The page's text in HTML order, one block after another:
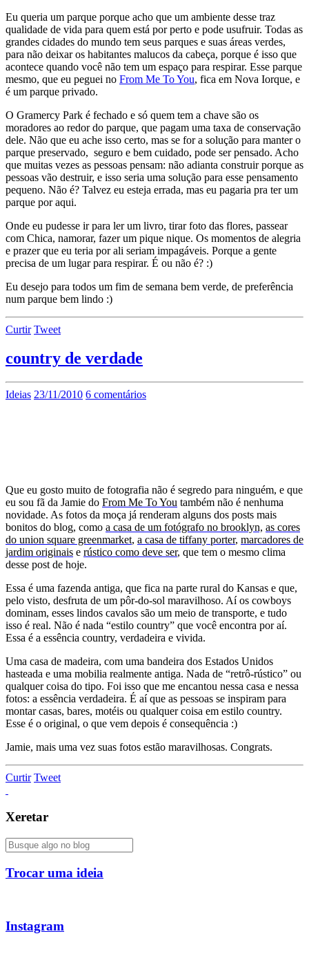
Eu queria um parque porque acho que um ambiente desse traz
qualidade de vida para quem está por perto e pode usufruir. Todas as
grandes cidades do mundo tem seus parques e suas áreas verdes,
para não deixar os habitantes malucos da cabeça, porque é isso que
acontece quando você não tem um espaço para respirar. Esse parque
mesmo, que eu peguei no From Me To You, fica em Nova Iorque, e
é um parque privado.
O Gramercy Park é fechado e só quem tem a chave são os
moradores ao redor do parque, que pagam uma taxa de conservação
dele. Não que eu ache isso certo, mas se for a solução para manter o
parque preservado, seguro e bem cuidado, pode ser pensado. Acho
que muitas vezes as pessoas pensam: não adianta construir porque as
pessoas vão destruir, e isso seria uma solução para esse pensamento
pequeno. Não é? Talvez eu esteja errada, mas eu pagaria pra ter um
parque por aqui.
Onde eu pudesse ir para ler um livro, tirar foto das flores, passear
com Chica, namorar, fazer um pique nique. Os momentos de alegria
e prazer que eu teria por ali seriam impagáveis. Porque a gente
precisa de um lugar para respirar. É ou não é? :)
Eu desejo para todos um fim de semana bem verde, de preferência
num parque bem lindo :)
Curtir Tweet
country de verdade
Ideias 23/11/2010 6 comentários
Que eu gosto muito de fotografia não é segredo para ninguém, e que
eu sou fã da Jamie do From Me To You também não é nenhuma
novidade. As fotos da moça já renderam alguns dos posts mais
bonitos do blog, como a casa de um fotógrafo no brooklyn, as cores
do union square greenmarket, a casa de tiffany porter, marcadores de
jardim originais e rústico como deve ser, que tem o mesmo clima
desse post de hoje.
Essa é uma fazenda antiga, que fica na parte rural do Kansas e que,
pelo visto, desfruta de um pôr-do-sol maravilhoso. Aí os cowboys
dominam, esses lindos cavalos são um meio de transporte, e tudo
isso é real. Não é nada “estilo country” que você encontra por aí.
Essa é a essência country, verdadeira e vivida.
Uma casa de madeira, com uma bandeira dos Estados Unidos
hasteada e uma mobilia realmente antiga. Nada de “retrô-rústico” ou
qualquer coisa do tipo. Foi isso que me encantou nessa casa e nessa
fotos: a essência verdadeira. É aí que as pessoas se inspiram para
montar casas, bares, motéis ou qualquer coisa em estilo country.
Esse é o original, o que vem depois é consequência :)
Jamie, mais uma vez suas fotos estão maravilhosas. Congrats.
Curtir Tweet
Xeretar
Trocar uma ideia
Instagram